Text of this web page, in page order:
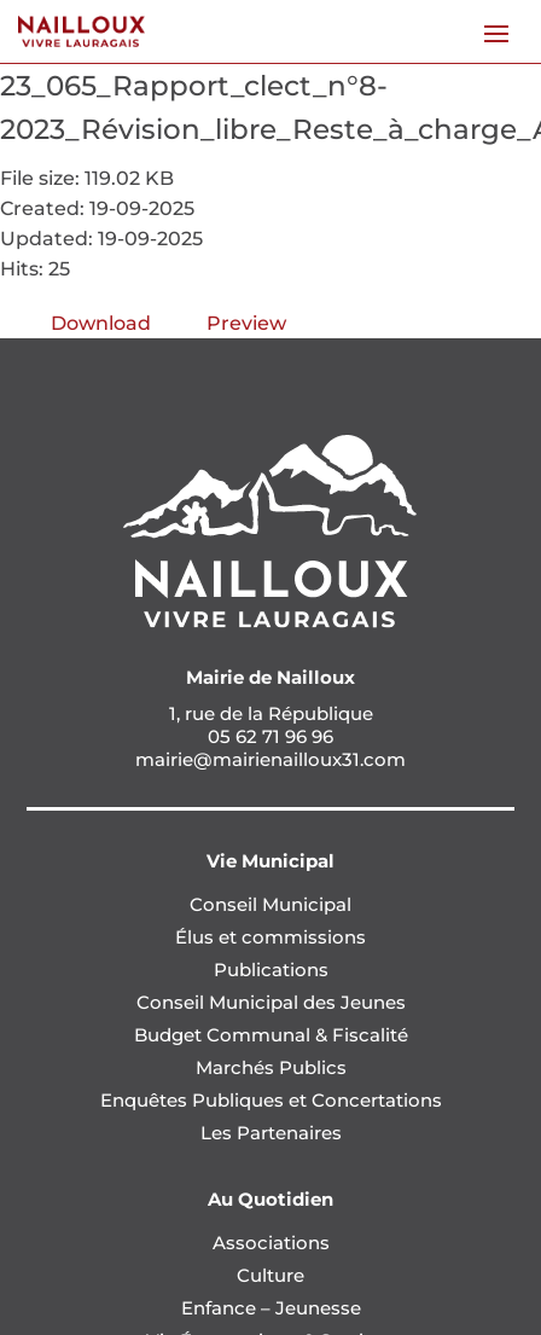
23_065_Rapport_clect_n°8-
File size: 119.02 KB
Created: 19-09-2025
Updated: 19-09-2025
Hits: 25
Download Preview
Mairie de Nailloux
1, rue de la République
05 62 71 96 96
mairie@mairienailloux31.com
Vie Municipal
Conseil Municipal
Élus et commissions
Publications
Conseil Municipal des Jeunes
Budget Communal & Fiscalité
Marchés Publics
Enquêtes Publiques et Concertations
Les Partenaires
Au Quotidien
Associations
Culture
Enfance – Jeunesse